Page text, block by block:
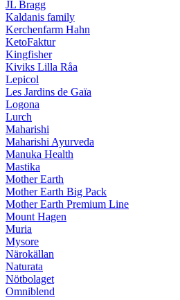
JL Bragg
Kaldanis family
Kerchenfarm Hahn
KetoFaktur
Kingfisher
Kiviks Lilla Råa
Lepicol
Les Jardins de Gaïa
Logona
Lurch
Maharishi
Maharishi Ayurveda
Manuka Health
Mastika
Mother Earth
Mother Earth Big Pack
Mother Earth Premium Line
Mount Hagen
Muria
Mysore
Närokällan
Naturata
Nötbolaget
Omniblend